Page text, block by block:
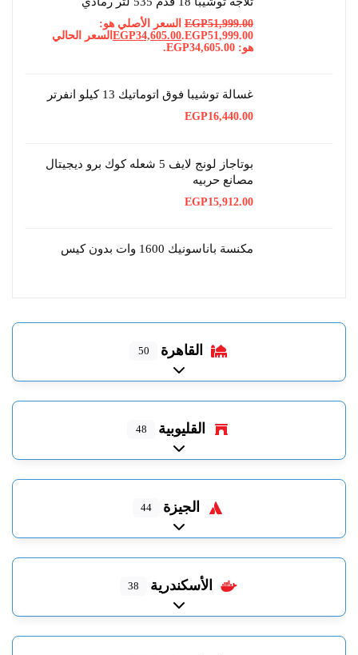
EGP السعر الأصلي هو:
EGP51,999.00.
EGP34,605.00
السعر الحالي
غسالة توشيبا فوق اتوماتيك 13 كيلو انفرتر
EGP
بوتاجاز لونج لايف 5 شعله كوك برو ديجيتال
مصانع حربيه
EGP
مكنسة باناسونيك 1600 وات بدون كيس
القاهرة 50
Expand sub-categories
القليوبية 48
Expand sub-categories
الجيزة
Expand sub-categories
الأسكندرية 38
Expand sub-categories